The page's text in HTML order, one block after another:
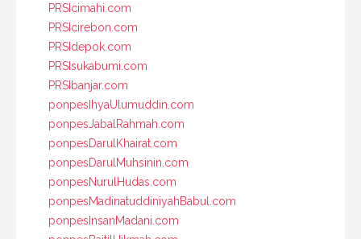
PRSIcimahi.com
PRSIcirebon.com
PRSIdepok.com
PRSIsukabumi.com
PRSIbanjar.com
ponpesIhyaUlumuddin.com
ponpesJabalRahmah.com
ponpesDarulKhairat.com
ponpesDarulMuhsinin.com
ponpesNurulHudas.com
ponpesMadinatuddiniyahBabul.com
ponpesInsanMadani.com